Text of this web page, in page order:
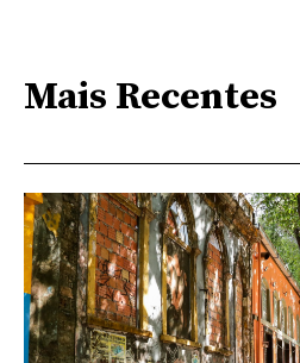
Mais Recentes